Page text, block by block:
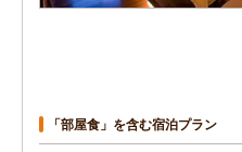
「部屋食」を含む宿泊プラン